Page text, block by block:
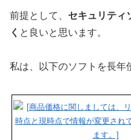
前提として、 セキュリティ
く と良いと思います。
私は、以下のソフトを長年